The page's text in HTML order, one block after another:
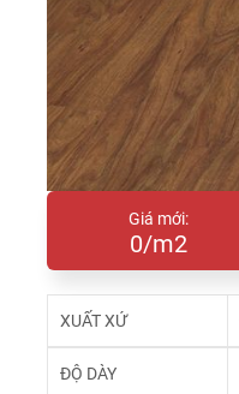
Giá mới:
0/m2
XUẤT XỨ
ĐỘ DÀY